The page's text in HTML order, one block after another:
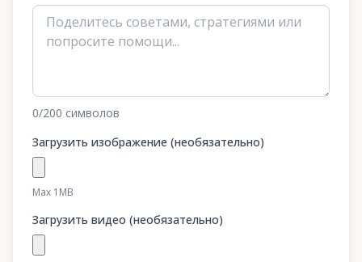
0/200 символов
Загрузить изображение (необязательно)
Max 1MB
Загрузить видео (необязательно)